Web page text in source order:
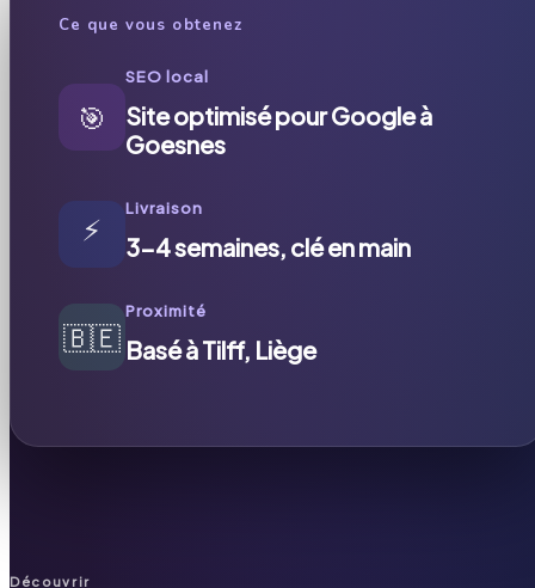
Ce que vous obtenez
🎯
SEO local
Site optimisé pour Google à
Goesnes
⚡
Livraison
3-4 semaines, clé en main
🇧🇪
Proximité
Basé à Tilff, Liège
Découvrir